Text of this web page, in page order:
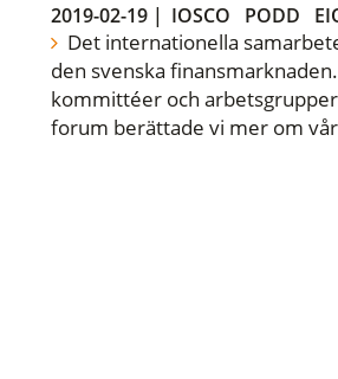
2019-02-19| IOSCO PODD
Det internationella
den svenska
kommittéer och
forum berättade vi mer om